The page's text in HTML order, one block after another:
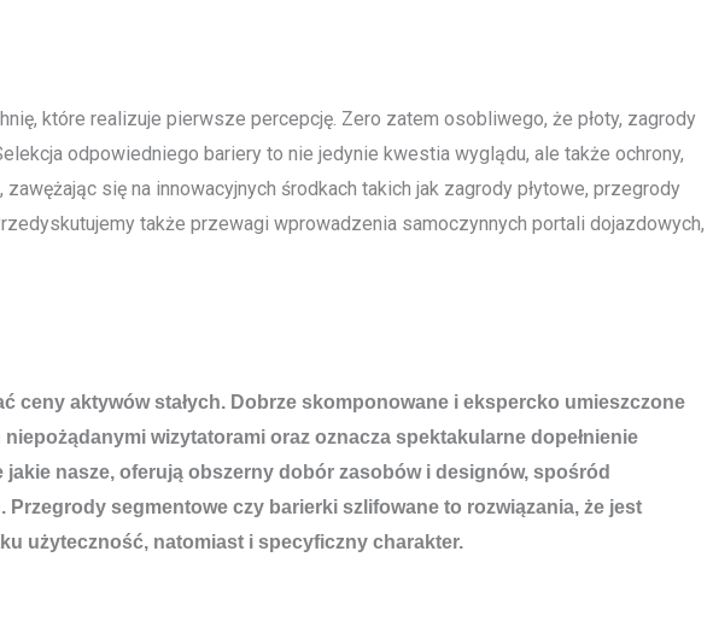
które realizuje pierwsze percepcję. Zero zatem osobliwego, że płoty, zagrody
odpowiedniego bariery to nie jedynie kwestia wyglądu, ale także ochrony,
się na innowacyjnych środkach takich jak zagrody płytowe, przegrody
także przewagi wprowadzenia samoczynnych portali dojazdowych,
ceny aktywów stałych. Dobrze skomponowane i ekspercko umieszczone
wizytatorami oraz oznacza spektakularne dopełnienie
nasze, oferują obszerny dobór zasobów i designów, spośród
segmentowe czy barierki szlifowane to rozwiązania, że jest
użyteczność, natomiast i specyficzny charakter.